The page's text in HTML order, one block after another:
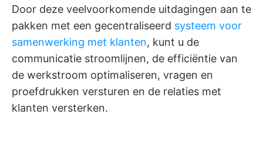
Door deze veelvoorkomende uitdagingen aan te
pakken met een gecentraliseerd systeem voor
samenwerking met klanten, kunt u de
communicatie stroomlijnen, de efficiëntie van
de werkstroom optimaliseren, vragen en
proefdrukken versturen en de relaties met
klanten versterken.